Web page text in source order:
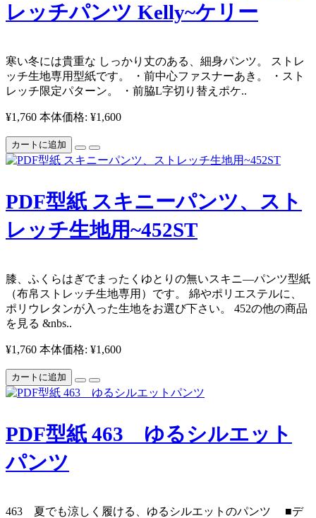
レッチパンツ Kelly~ケリー
寒い冬には貴重な しっかり丈のある、細身パンツ。 ストレ
ッチ生地専用型紙です。 ・前中心ファスナーあき。 ・スト
レッチ限定パターン。 ・前脇L字切り替えポケ..
¥1,760 本体価格: ¥1,600
カートに追加
PDF型紙 スキニーパンツ、スト
レッチ生地用~452ST
膝、ふくらはぎでまったくゆとりの無いスキニ―パンツ型紙
（布帛ストレッチ生地専用）です。 綿やポリエステルに、
ポリウレタンが入った生地をお選び下さい。 452の他の商品
を見る &nbs..
¥1,760 本体価格: ¥1,600
カートに追加
PDF型紙 463 ゆるシルエット
パンツ
463 夏でも涼しく履ける、ゆるシルエットのパンツ ■デ